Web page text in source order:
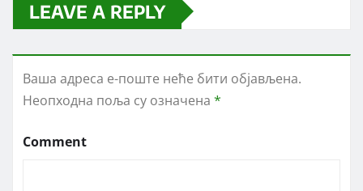
LEAVE A REPLY
Ваша адреса е-поште неће бити објављена.
Неопходна поља су означена *
Comment